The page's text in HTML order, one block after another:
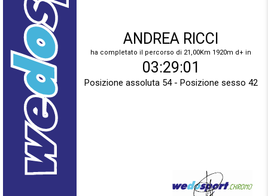
ANDREA RICCI
ha completato il percorso di 21,00Km 1920m d+ in
Posizione assoluta 54 - Posizione sesso 42
03:29:01